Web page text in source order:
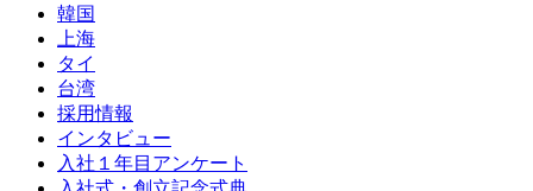
韓国
上海
タイ
台湾
採用情報
インタビュー
入社１年目アンケート